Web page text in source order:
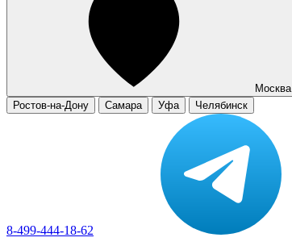
Москва
Ростов-на-Дону
Самара Уфа Челябинск
8-499-444-18-62